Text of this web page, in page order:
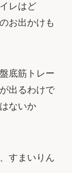
レはど
お出かけも
底筋トレー
出るわけで
ないか
すまいりん